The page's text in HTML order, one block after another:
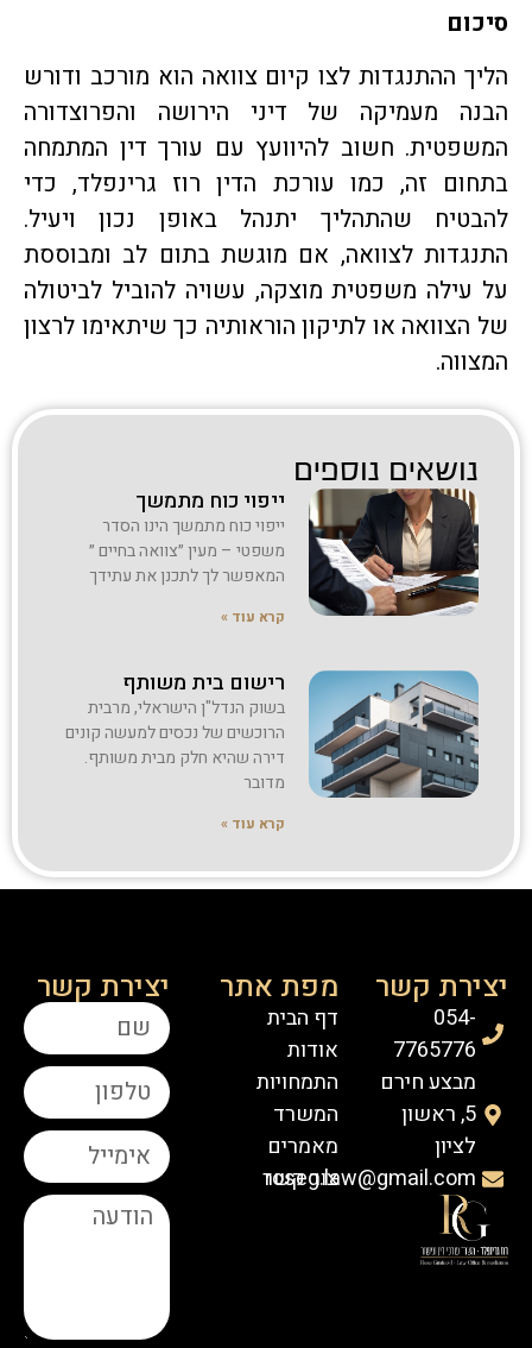
נושאים נוספים
ייפוי כוח מתמשך
ייפוי כוח מתמשך הינו הסדר
משפטי – מעין ״צוואה בחיים ״
המאפשר לך לתכנן את עתידך
קרא עוד »
רישום בית משותף
בשוק הנדל"ן הישראלי, מרבית
הרוכשים של נכסים למעשה קונים
דירה שהיא חלק מבית משותף.
מדובר
קרא עוד »
סיכום
הליך ההתנגדות לצו קיום צוואה הוא מורכב ודורש
הבנה מעמיקה של דיני הירושה והפרוצדורה
המשפטית. חשוב להיוועץ עם עורך דין המתמחה
בתחום זה, כמו עורכת הדין רוז גרינפלד, כדי
להבטיח שהתהליך יתנהל באופן נכון ויעיל.
התנגדות לצוואה, אם מוגשת בתום לב ומבוססת
על עילה משפטית מוצקה, עשויה להוביל לביטולה
של הצוואה או לתיקון הוראותיה כך שיתאימו לרצון
המצווה.
יצירת קשר
054-
7765776
מבצע חירם
5, ראשון
לציון
roseg.law@gmail.com
מפת אתר
דף הבית
אודות
התמחויות
המשרד
מאמרים
צור קשר
יצירת קשר